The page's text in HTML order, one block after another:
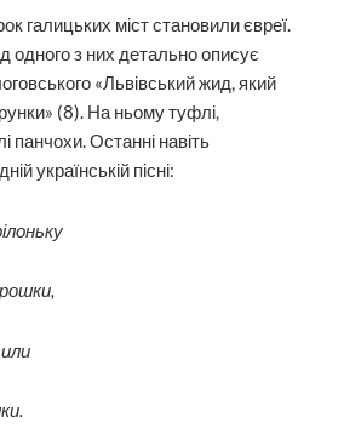
галицьких міст становили євреї.
одного з них детально описує
«Львівський жид, який
(8). На ньому туфлі,
панчохи. Останні навіть
українській пісні: